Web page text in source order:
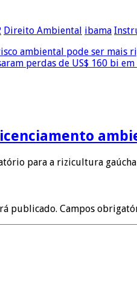
Direito Ambiental ibama
ambiental pode ser mais
perdas de US$ 160 bi
para a rizicultura
publicado. Campos